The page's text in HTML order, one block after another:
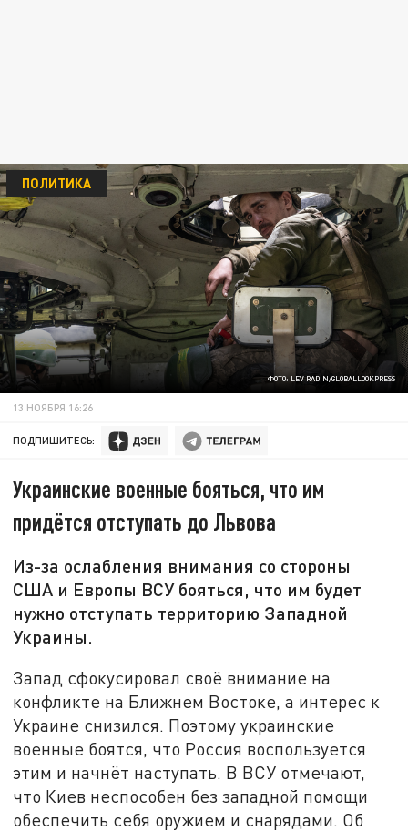
ФОТО: LEV RADIN/GLOBALLOOKPRESS
ПОЛИТИКА
13 НОЯБРЯ 16:26
ПОДПИШИТЕСЬ:
Украинские военные бояться, что им
придётся отступать до Львова
Из-за ослабления внимания со стороны
США и Европы ВСУ бояться, что им будет
нужно отступать территорию Западной
Украины.
Запад сфокусировал своё внимание на
конфликте на Ближнем Востоке, а интерес к
Украине снизился. Поэтому украинские
военные боятся, что Россия воспользуется
этим и начнёт наступать. В ВСУ отмечают,
что Киев неспособен без западной помощи
обеспечить себя оружием и снарядами. Об